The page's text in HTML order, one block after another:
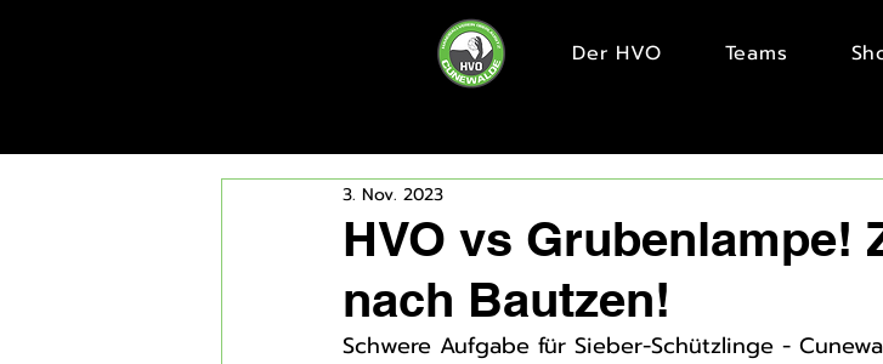
Der HVO Teams
HVO vs Grubenlampe!
nach Bautzen!
3. Nov. 2023
Schwere Aufgabe für Sieber-Schützlinge -